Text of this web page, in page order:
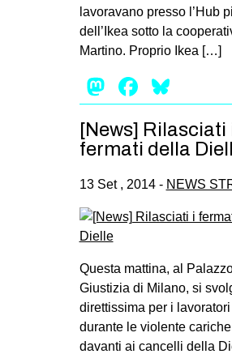
lavoravano presso l’Hub
dell’Ikea sotto la
Martino. Proprio Ikea […]
Mastodon
[News] Rilasciati
fermati della
13 Set , 2014 - NEWS
Questa mattina, al
Giustizia di Milano, si
direttissima per i
durante le violente
davanti ai cancelli della